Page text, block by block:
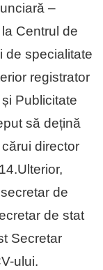
–
Centrul de
de specialitate
registrator
Publicitate
să dețină
director
de
de stat
Secretar
ului.